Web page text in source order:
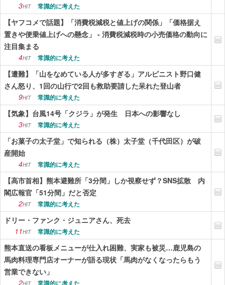
3HIT 常識的に考えた
【ヤフコメで話題】「消費税減税と値上げの関係」「価格据え
置きや便乗値上げへの懸念」 - 消費税減税時の小売価格の動向に
注目集まる
4HIT 常識的に考えた
【遭難】「山をなめている人が多すぎる」アルピニスト野口健
さん怒り、1回の山行で2回も救助要請した呆れた登山者
9HIT 常識的に考えた
【気象】台風14号「クジラ」が発生 日本への影響なし
3HIT 常識的に考えた
「お菓子の太子堂」で知られる（株）太子堂（千代田区）が破
産開始
4HIT 常識的に考えた
【高市首相】熊本避難所「3分間」しか視察せず？SNS拡散 内
閣広報官「51分間」だと否定
2HIT 常識的に考えた
ドリー・ファンク・ジュニアさん、死去
11HIT 常識的に考えた
熊本直送の看板メニューが仕入れ困難、実家も被災…鹿児島の
馬肉料理専門店オーナーが語る現状「馬肉がなくなったらもう
営業できない」
2HIT 常識的に考えた